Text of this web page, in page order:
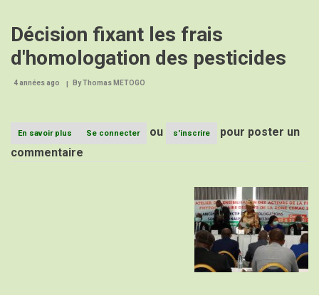
LA
DIGITALISATION
DES
HOMOLOGATIONS
AFRIQUE
Décision fixant les frais
d'homologation des pesticides
4 années ago ByThomas METOGO
En savoir plus
Décision
fixant
Se connecter ou s'inscrire
pour poster un
commentaire
Image